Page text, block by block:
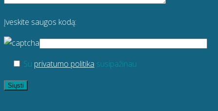
Įveskite saugos kodą:
Su privatumo politika susipažinau